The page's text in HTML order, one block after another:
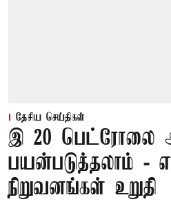
தேசிய செய்திகள்
இ 20 பெட்ரோலை
பயன்படுத்தலாம்
நிறுவனங்கள் உறுதி